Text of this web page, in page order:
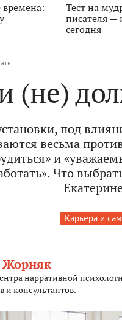
Тест на
писателя —
сегодня
(не)
под
весьма
и
Что
Карьера и
Жорняк
нарративной
и консультантов.